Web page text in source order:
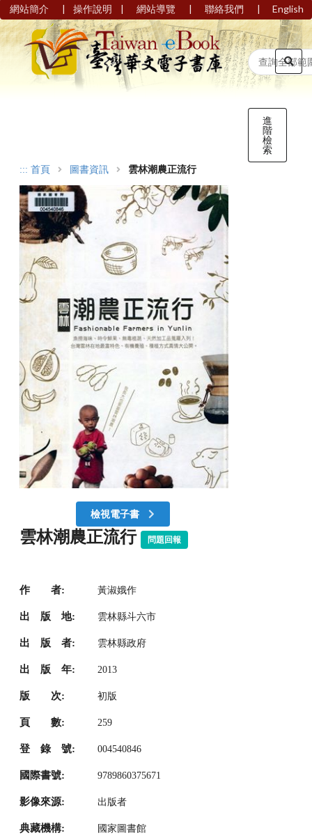
網站簡介 | 操作說明 | 網站導覽 | 聯絡我們 | English
進
階
檢
索
::: 首頁 圖書資訊 雲林潮農正流行
檢視電子書
雲林潮農正流行 問題回報
作 者: 黃淑娥作
出 版 地: 雲林縣斗六市
出 版 者: 雲林縣政府
出 版 年: 2013
版 次: 初版
頁 數: 259
登 錄 號: 004540846
國際書號: 9789860375671
影像來源: 出版者
典藏機構: 國家圖書館